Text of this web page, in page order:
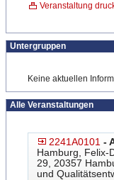
Veranstaltung
Untergruppen
Keine aktuellen
Alle Veranstaltungen
2241A0101 -
Hamburg, Felix-
29, 20357
und